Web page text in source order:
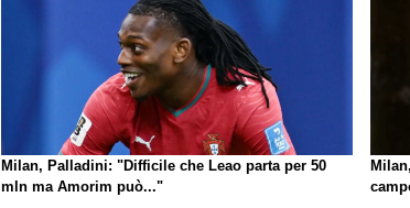
Milan, Palladini: "Difficile che Leao parta per 50
mln ma Amorim può..."